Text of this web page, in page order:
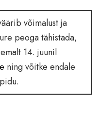
võimalust ja
peoga tähistada,
14. juunil
ning võitke endale